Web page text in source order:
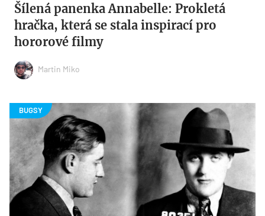
Šílená panenka Annabelle: Prokletá
hračka, která se stala inspirací pro
hororové filmy
Martin Miko